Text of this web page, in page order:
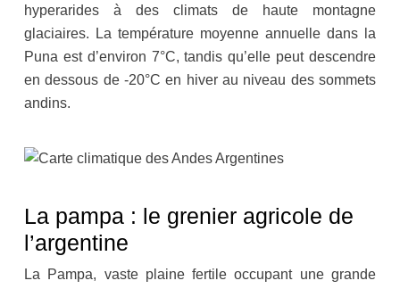
hyperarides à des climats de haute montagne
glaciaires. La température moyenne annuelle dans la
Puna est d’environ 7°C, tandis qu’elle peut descendre
en dessous de -20°C en hiver au niveau des sommets
andins.
La pampa : le grenier agricole de
l’argentine
La Pampa, vaste plaine fertile occupant une grande